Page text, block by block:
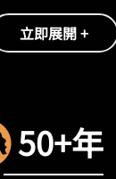
立即展開 +
50+年